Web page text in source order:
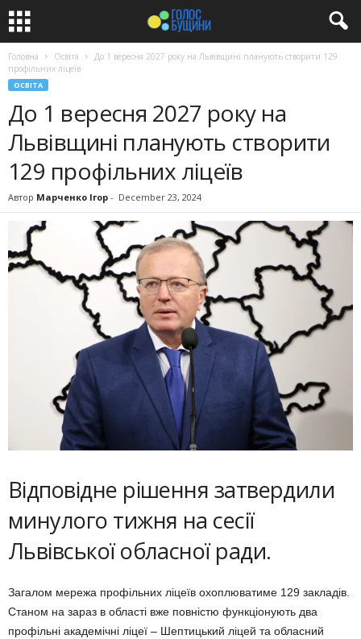
Головна Освіта
До 1 вересня 2027 року на Львівщині планують створити 129
профільних ліцеїв
ОСВІТА
До 1 вересня 2027 року на
Львівщині планують створити
129 профільних ліцеїв
Автор Марченко Ігор - December 23, 2024
Відповідне рішення затвердили
минулого тижня на сесії
Львівської обласної ради.
Загалом мережа профільних ліцеїв охоплюватиме 129 закладів.
Станом на зараз в області вже повністю функціонують два
профільні академічні ліцеї – Шептицький ліцей та обласний